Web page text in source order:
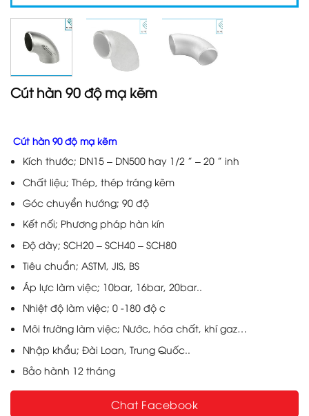
Cút hàn 90 độ mạ kẽm
Cút hàn 90 độ mạ kẽm
Kích thước; DN15 – DN500 hay 1/2 ” – 20 ” inh
Chất liệu; Thép, thép tráng kẽm
Góc chuyển hướng; 90 độ
Kết nối; Phương pháp hàn kín
Độ dày; SCH20 – SCH40 – SCH80
Tiêu chuẩn; ASTM, JIS, BS
Áp lực làm việc; 10bar, 16bar, 20bar..
Nhiệt độ làm việc; 0 -180 độ c
Môi trường làm việc; Nước, hóa chất, khí gaz…
Nhập khẩu; Đài Loan, Trung Quốc..
Bảo hành 12 tháng
Chat Facebook